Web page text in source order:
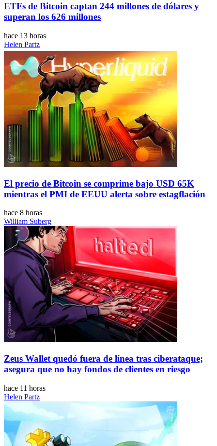
ETFs de Bitcoin captan 244 millones de dólares y
superan los 626 millones
hace 13 horas
Helen Partz
El precio de Bitcoin se comprime bajo USD 65K
mientras el PMI de EEUU alerta sobre estagflación
hace 8 horas
William Suberg
Zeus Wallet quedó fuera de línea tras ciberataque;
asegura que no hay fondos de clientes en riesgo
hace 11 horas
Helen Partz